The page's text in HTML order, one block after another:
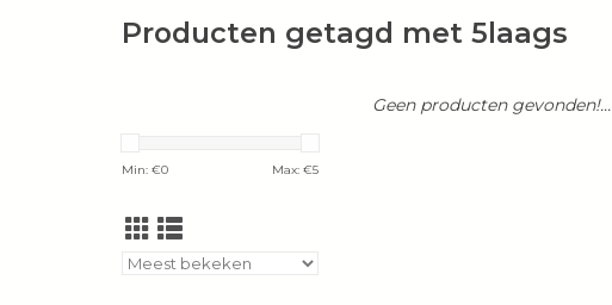
Producten getagd met 5laags
Min: €0 Max: €5
Geen producten gevonden!...